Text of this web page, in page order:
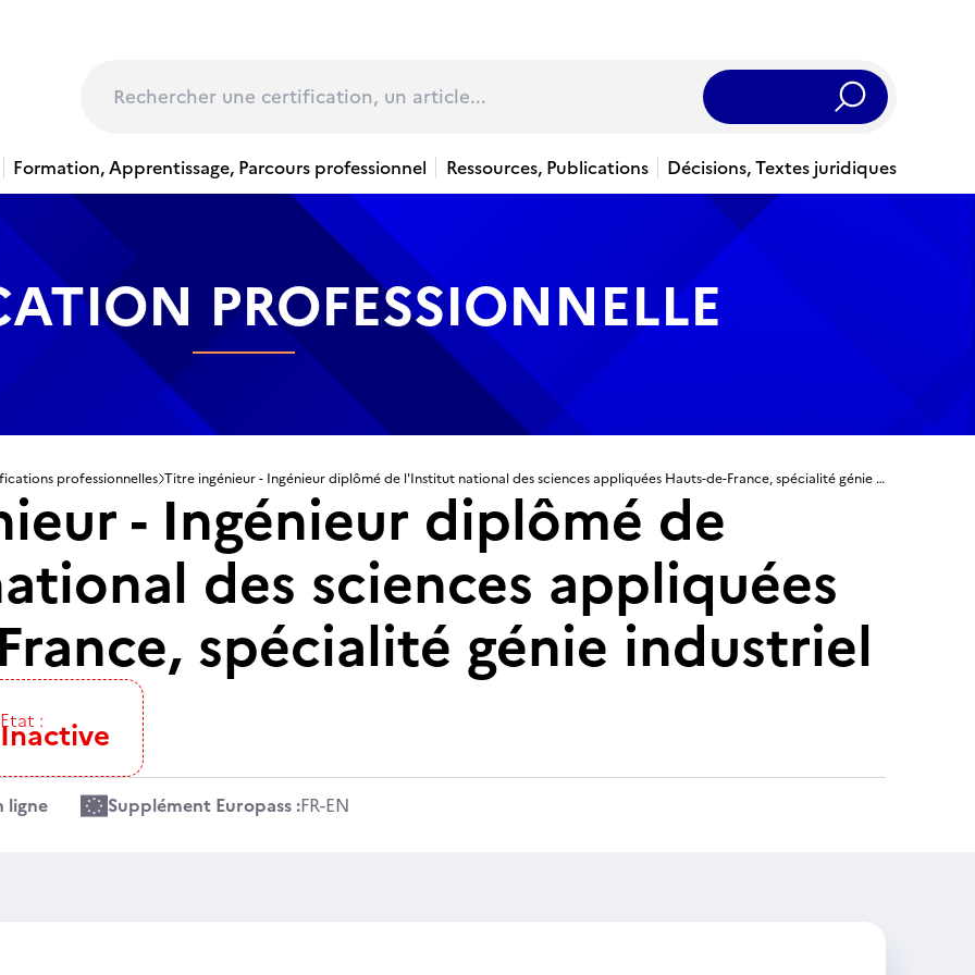
Rechercher
Formation, Apprentissage, Parcours professionnel Ressources, Publications Décisions, Textes juridiques
PROFESSIONNELLE
professionnelles Titre ingénieur - Ingénieur diplômé de l'Institut national des sciences appliquées Hauts-de-France, spécialité génie industriel
- Ingénieur diplômé de
des sciences appliquées
spécialité génie industriel
Etat :
Inactive
ligne Supplément Europass :FR-EN